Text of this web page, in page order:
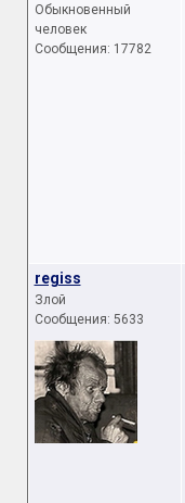
Обыкновенный
человек
Сообщения: 17782
regiss
Злой
Сообщения: 5633